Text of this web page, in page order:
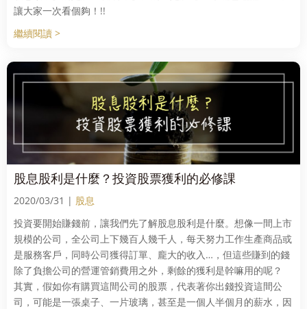
讓大家一次看個夠！!!
繼續閱讀 >
股息股利是什麼？投資股票獲利的必修課
2020/03/31 | 股息
投資要開始賺錢前，讓我們先了解股息股利是什麼。想像一間上市
規模的公司，全公司上下幾百人幾千人，每天努力工作生產商品或
是服務客戶，同時公司獲得訂單、龐大的收入…，但這些賺到的錢
除了負擔公司的營運管銷費用之外，剩餘的獲利是幹嘛用的呢？
其實，假如你有購買這間公司的股票，代表著你出錢投資這間公
司，可能是一張桌子、一片玻璃，甚至是一個人半個月的薪水，因